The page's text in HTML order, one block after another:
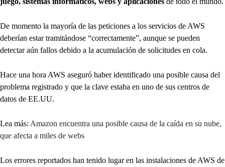
De momento la mayoría de las peticiones a los servicios de AWS
deberían estar tramitándose “correctamente”, aunque se pueden
detectar aún fallos debido a la acumulación de solicitudes en cola.
Hace una hora AWS aseguró haber identificado una posible causa del
problema registrado y que la clave estaba en uno de sus centros de
datos de EE.UU.
Lea más: Amazon encuentra una posible causa de la caída en su nube,
que afecta a miles de webs
Los errores reportados han tenido lugar en las instalaciones de AWS de